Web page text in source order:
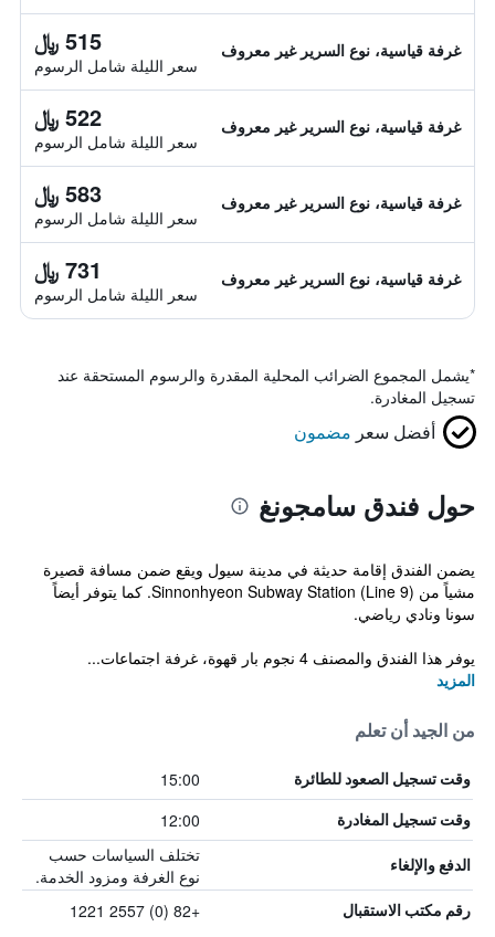
غرفة قياسية، نوع السرير غير معروف 515 ﷼
سعر الليلة شامل الرسوم
غرفة قياسية، نوع السرير غير معروف 522 ﷼
سعر الليلة شامل الرسوم
غرفة قياسية، نوع السرير غير معروف 583 ﷼
سعر الليلة شامل الرسوم
غرفة قياسية، نوع السرير غير معروف 731 ﷼
سعر الليلة شامل الرسوم
*يشمل المجموع الضرائب المحلية المقدرة والرسوم المستحقة عند
تسجيل المغادرة.
أفضل سعر مضمون
حول فندق سامجونغ
يضمن الفندق إقامة حديثة في مدينة سيول ويقع ضمن مسافة قصيرة
مشياً من Sinnonhyeon Subway Station (Line 9). كما يتوفر أيضاً
سونا ونادي رياضي.
يوفر هذا الفندق والمصنف 4 نجوم بار قهوة، غرفة اجتماعات...
المزيد
من الجيد أن تعلم
وقت تسجيل الصعود للطائرة 15:00
وقت تسجيل المغادرة 12:00
الدفع والإلغاء
تختلف السياسات حسب
نوع الغرفة ومزود الخدمة.
رقم مكتب الاستقبال +82 (0) 2557 1221